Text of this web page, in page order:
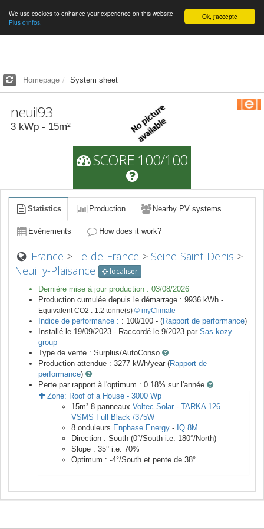
English Ok, j'accepte
We use cookies to enhance your experience on this website
Plus d'infos.
Homepage System sheet
neuil93
3 kWp - 15m²
SCORE 100/100
Statistics Production Nearby PV systems
Evènements How does it work?
France > Ile-de-France > Seine-Saint-Denis >
Neuilly-Plaisance
localiser
Dernière mise à jour production : 03/08/2026
Production cumulée depuis le démarrage : 9936 kWh -
Equivalent CO2 : 1.2 tonne(s) © myClimate
Indice de performance : : 100/100 - (Rapport de performance)
Installé le 19/09/2023 - Raccordé le 9/2023 par Sas kozy
group
Type de vente : Surplus/AutoConso
Production attendue : 3277 kWh/year (Rapport de
performance)
Perte par rapport à l'optimum : 0.18% sur l'année
Zone: Roof of a House - 3000 Wp
15m² 8 panneaux Voltec Solar - TARKA 126
VSMS Full Black /375W
8 onduleurs Enphase Energy - IQ 8M
Direction : South (0°/South i.e. 180°/North)
Slope : 35° i.e. 70%
Optimum : -4°/South et pente de 38°